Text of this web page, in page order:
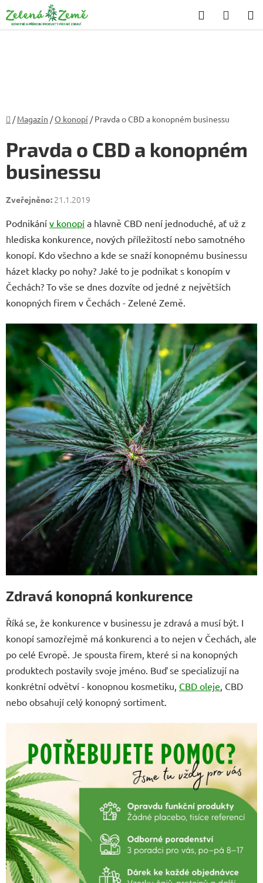
na
obsah
Hledat
KOŠÍK
Domů
/ Magazín /O konopí / Pravda o CBD a konopném businessu
Pravda o CBD a konopném
businessu
21.1.2019
Podnikání v konopí a hlavně CBD není jednoduché, ať už z
hlediska konkurence, nových příležitostí nebo samotného
konopí. Kdo všechno a kde se snaží konopnému businessu
házet klacky po nohy? Jaké to je podnikat s konopím v
Čechách? To vše se dnes dozvíte od jedné z největších
konopných firem v Čechách - Zelené Země.
Zdravá konopná konkurence
Říká se, že konkurence v businessu je zdravá a musí být. I
konopí samozřejmě má konkurenci a to nejen v Čechách, ale
po celé Evropě. Je spousta firem, které si na konopných
produktech postavily svoje jméno. Buď se specializují na
konkrétní odvětví - konopnou kosmetiku, CBD oleje, CBD
nebo obsahují celý konopný sortiment.